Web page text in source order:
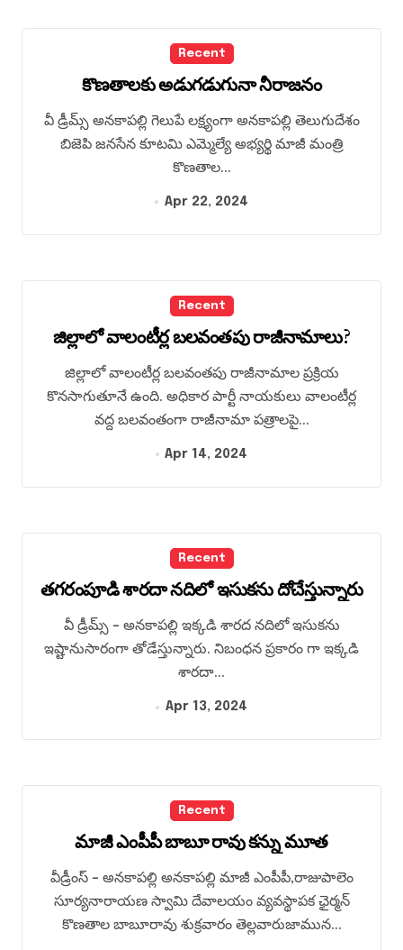
Recent
కొణతాలకు అడుగడుగునా నీరాజనం
వీ డ్రీమ్స్ అనకాపల్లి గెలుపే లక్ష్యంగా అనకాపల్లి తెలుగుదేశం
బిజెపి జనసేన కూటమి ఎమ్మెల్యే అభ్యర్థి మాజీ మంత్రి
కొణతాల...
Apr 22, 2024
Recent
జిల్లాలో వాలంటీర్ల బలవంతపు రాజీనామాలు?
జిల్లాలో వాలంటీర్ల బలవంతపు రాజీనామాల ప్రక్రియ
కొనసాగుతూనే ఉంది. అధికార పార్టీ నాయకులు వాలంటీర్ల
వద్ద బలవంతంగా రాజీనామా పత్రాలపై...
Apr 14, 2024
Recent
తగరంపూడి శారదా నదిలో ఇసుకను దోచేస్తున్నారు
వీ డ్రీమ్స్ – అనకాపల్లి ఇక్కడి శారద నదిలో ఇసుకను
ఇష్టానుసారంగా తోడేస్తున్నారు. నిబంధన ప్రకారం గా ఇక్కడి
శారదా...
Apr 13, 2024
Recent
మాజీ ఎంపీపీ బాబూ రావు కన్ను మూత
వీడ్రీంస్ – అనకాపల్లి అనకాపల్లి మాజీ ఎంపీపీ,రాజుపాలెం
సూర్యనారాయణ స్వామి దేవాలయం వ్యవస్థాపక ఛైర్మన్
కొణతాల బాబూరావు శుక్రవారం తెల్లవారుజామున...